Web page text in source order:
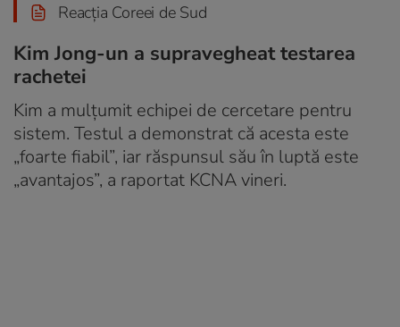
Reacția Coreei de Sud
Kim Jong-un a supravegheat testarea
rachetei
Kim a mulțumit echipei de cercetare pentru
sistem. Testul a demonstrat că acesta este
„foarte fiabil”, iar răspunsul său în luptă este
„avantajos”, a raportat KCNA vineri.